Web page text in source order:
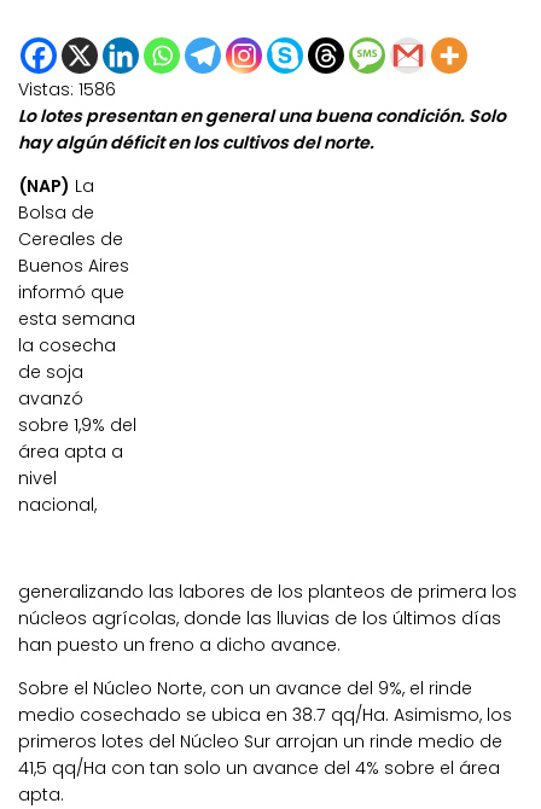
Vistas: 1586
Lo lotes presentan en general una buena condición. Solo
hay algún déficit en los cultivos del norte.
(NAP) La
Bolsa de
Cereales de
Buenos Aires
informó que
esta semana
la cosecha
de soja
avanzó
sobre 1,9% del
área apta a
nivel
nacional,
generalizando las labores de los planteos de primera los
núcleos agrícolas, donde las lluvias de los últimos días
han puesto un freno a dicho avance.
Sobre el Núcleo Norte, con un avance del 9%, el rinde
medio cosechado se ubica en 38.7 qq/Ha. Asimismo, los
primeros lotes del Núcleo Sur arrojan un rinde medio de
41,5 qq/Ha con tan solo un avance del 4% sobre el área
apta.